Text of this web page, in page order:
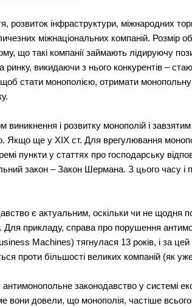
розвиток інфраструктури, міжнародних
міжнаціональних компаній.
що такі компанії займають лідируючу
викидаючи з нього конкурентів –
стати монополією, отримати
виникнення і розвитку монополій і
Якщо ще у XIX ст. Для врегулювання
пункти у статтях про господарську
закон – Закон Шермана. З цього часу і
є актуальним, оскільки чи не щодня
прикладу, справа про порушення
Machines) тягнулася 13 років, і за
проти більшості великих компаній (як
законодавство у системі
вони довели, що монополія, частіше